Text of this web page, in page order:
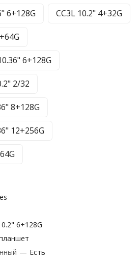
6+128G CC3L 10.2" 4+32G
6+128G
2/32
8+128G
12+256G
6+128G
— Есть